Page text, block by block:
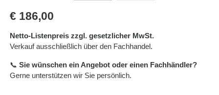
Regulärer Preis:
€ 186,00
Netto-Listenpreis zzgl. gesetzlicher MwSt.
Verkauf ausschließlich über den Fachhandel.
📞 Sie wünschen ein Angebot oder einen Fachhändler?
Gerne unterstützen wir Sie persönlich.